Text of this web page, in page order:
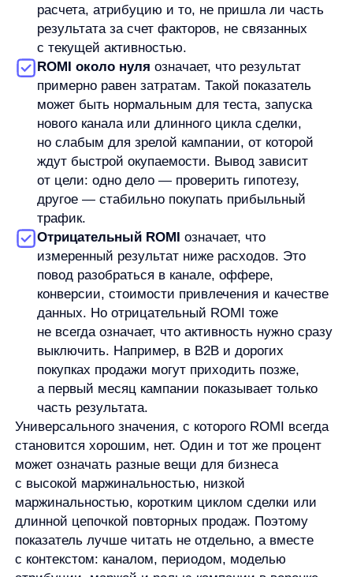
инвестиций. Его можно применять не только
к маркетингу, но и к любым инвестициям:
оборудованию, проектам, продуктовым
инициативам, найму, развитию
инфраструктуры. ROMI уже по смыслу:
он применяет идею возврата инвестиций
именно к маркетинговым вложениям.
рекламных расходов. Он показывает, сколько
дохода или ценности конверсий приходится
на рекламные затраты. Поэтому ROAS
особенно часто встречается в контексте
performance-рекламы и рекламных кабинетов.
Разница важна из-за состава затрат. ROAS может
показать, что реклама приносит выручку выше
рекламного бюджета. Но если нужно учесть
производство креативов, работу подрядчиков,
скидки, комиссии, маркетинговые сервисы или
другие расходы, одного ROAS может быть
недостаточно. ROMI позволяет смотреть шире,
если в расчет действительно включены эти
затраты.
При этом ROMI не делает ROI и ROAS ненужными.